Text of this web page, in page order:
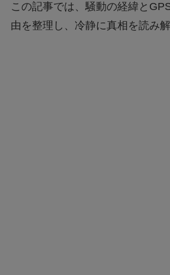
この記事では、騒動の経緯と
由を整理し、冷静に真相を読み